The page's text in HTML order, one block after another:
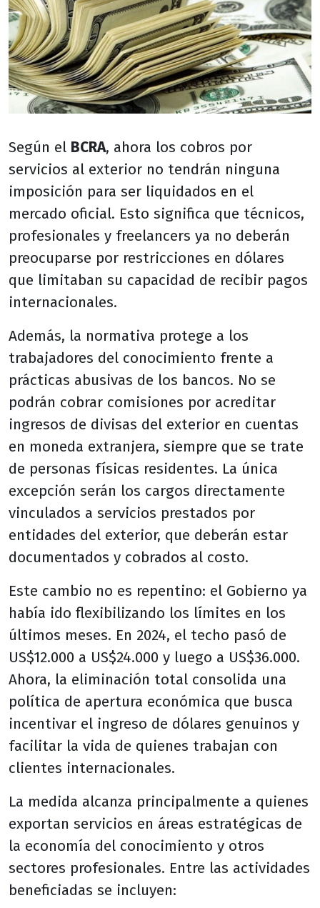
Según el BCRA, ahora los cobros por
servicios al exterior no tendrán ninguna
imposición para ser liquidados en el
mercado oficial. Esto significa que técnicos,
profesionales y freelancers ya no deberán
preocuparse por restricciones en dólares
que limitaban su capacidad de recibir pagos
internacionales.
Además, la normativa protege a los
trabajadores del conocimiento frente a
prácticas abusivas de los bancos. No se
podrán cobrar comisiones por acreditar
ingresos de divisas del exterior en cuentas
en moneda extranjera, siempre que se trate
de personas físicas residentes. La única
excepción serán los cargos directamente
vinculados a servicios prestados por
entidades del exterior, que deberán estar
documentados y cobrados al costo.
Este cambio no es repentino: el Gobierno ya
había ido flexibilizando los límites en los
últimos meses. En 2024, el techo pasó de
US$12.000 a US$24.000 y luego a US$36.000.
Ahora, la eliminación total consolida una
política de apertura económica que busca
incentivar el ingreso de dólares genuinos y
facilitar la vida de quienes trabajan con
clientes internacionales.
La medida alcanza principalmente a quienes
exportan servicios en áreas estratégicas de
la economía del conocimiento y otros
sectores profesionales. Entre las actividades
beneficiadas se incluyen: